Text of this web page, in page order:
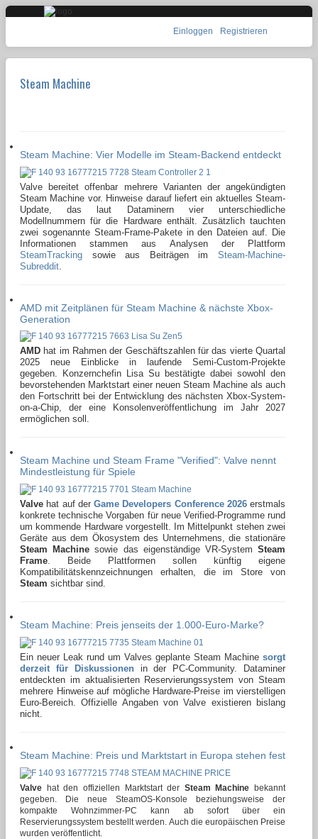
Einloggen Registrieren
Steam Machine
Steam Machine: Vier Modelle im Steam-Backend entdeckt
Valve bereitet offenbar mehrere Varianten der angekündigten
Steam Machine vor. Hinweise darauf liefert ein aktuelles Steam-
Update, das laut Dataminern vier unterschiedliche
Modellnummern für die Hardware enthält. Zusätzlich tauchten
zwei sogenannte Steam-Frame-Pakete in den Dateien auf. Die
Informationen stammen aus Analysen der Plattform
SteamTracking sowie aus Beiträgen im Steam-Machine-
Subreddit
AMD mit Zeitplänen für Steam Machine & nächste Xbox-
Generation
AMD hat im Rahmen der Geschäftszahlen für das vierte Quartal
2025 neue Einblicke in laufende Semi-Custom-Projekte
gegeben. Konzernchefin Lisa Su bestätigte dabei sowohl den
bevorstehenden Marktstart einer neuen Steam Machine als auch
den Fortschritt bei der Entwicklung des nächsten Xbox-System-
on-a-Chip, der eine Konsolenveröffentlichung im Jahr 2027
ermöglichen soll.
Steam Machine und Steam Frame "Verified": Valve nennt
Mindestleistung für Spiele
Valve hat auf der Game Developers Conference 2026erstmals
konkrete technische Vorgaben für neue Verified-Programme rund
um kommende Hardware vorgestellt. Im Mittelpunkt stehen zwei
Geräte aus dem Ökosystem des Unternehmens, die stationäre
Steam Machine sowie das eigenständige VR-SystemSteam
Frame. Beide Plattformen sollen künftig eigene
Kompatibilitätskennzeichnungen erhalten, die im Store von
Steam sichtbar sind.
Steam Machine: Preis jenseits der 1.000-Euro-Marke?
Ein neuer Leak rund um Valves geplante Steam Machine sorgt
derzeit für Diskussionenin der PC-Community. Dataminer
entdeckten im aktualisierten Reservierungssystem von Steam
mehrere Hinweise auf mögliche Hardware-Preise im vierstelligen
Euro-Bereich. Offizielle Angaben von Valve existieren bislang
nicht.
Steam Machine: Preis und Marktstart in Europa stehen fest
Valve hat den offiziellen Marktstart der Steam Machine bekannt
gegeben. Die neue SteamOS-Konsole beziehungsweise der
kompakte Wohnzimmer-PC kann ab sofort über ein
Reservierungssystem bestellt werden. Auch die europäischen Preise
wurden veröffentlicht.